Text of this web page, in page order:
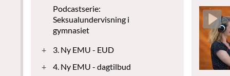
Podcastserie:
Seksualundervisning i
gymnasiet
+
3. Ny EMU - EUD
+
4. Ny EMU - dagtilbud